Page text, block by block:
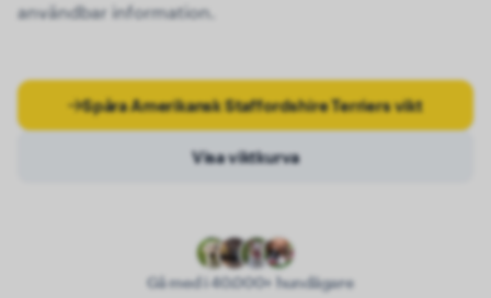
användbar information.
Spåra Amerikansk Staffordshire Terriers vikt
Visa viktkurva
Gå med i 40.000+ hundägare